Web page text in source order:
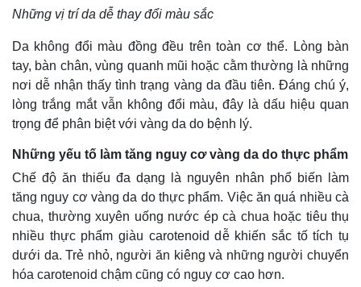
Infographic
Những vị trí da dễ thay đổi màu sắc
Da không đổi màu đồng đều trên toàn cơ thể. Lòng bàn
tay, bàn chân, vùng quanh mũi hoặc cằm thường là những
nơi dễ nhận thấy tình trạng vàng da đầu tiên. Đáng chú ý,
lòng trắng mắt vẫn không đổi màu, đây là dấu hiệu quan
trọng để phân biệt với vàng da do bệnh lý.
Những yếu tố làm tăng nguy cơ vàng da do thực phẩm
Chế độ ăn thiếu đa dạng là nguyên nhân phổ biến làm
tăng nguy cơ vàng da do thực phẩm. Việc ăn quá nhiều cà
chua, thường xuyên uống nước ép cà chua hoặc tiêu thụ
nhiều thực phẩm giàu carotenoid dễ khiến sắc tố tích tụ
dưới da. Trẻ nhỏ, người ăn kiêng và những người chuyển
hóa carotenoid chậm cũng có nguy cơ cao hơn.